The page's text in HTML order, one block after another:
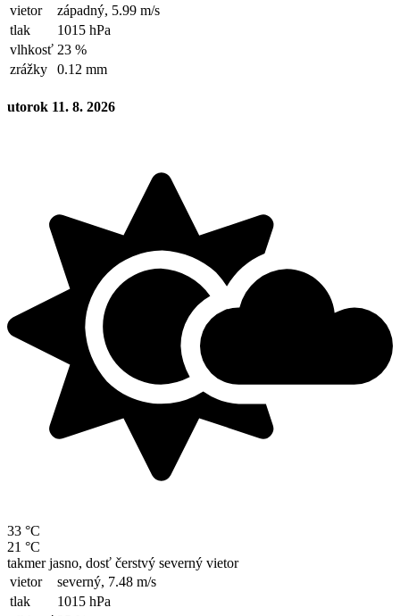
vietor
západný, 5.99 m/s
tlak
1015 hPa
vlhkosť 23 %
zrážky
0.12 mm
utorok 11. 8. 2026
33 °C
21 °C
takmer jasno, dosť čerstvý severný vietor
vietor
severný, 7.48 m/s
tlak
1015 hPa